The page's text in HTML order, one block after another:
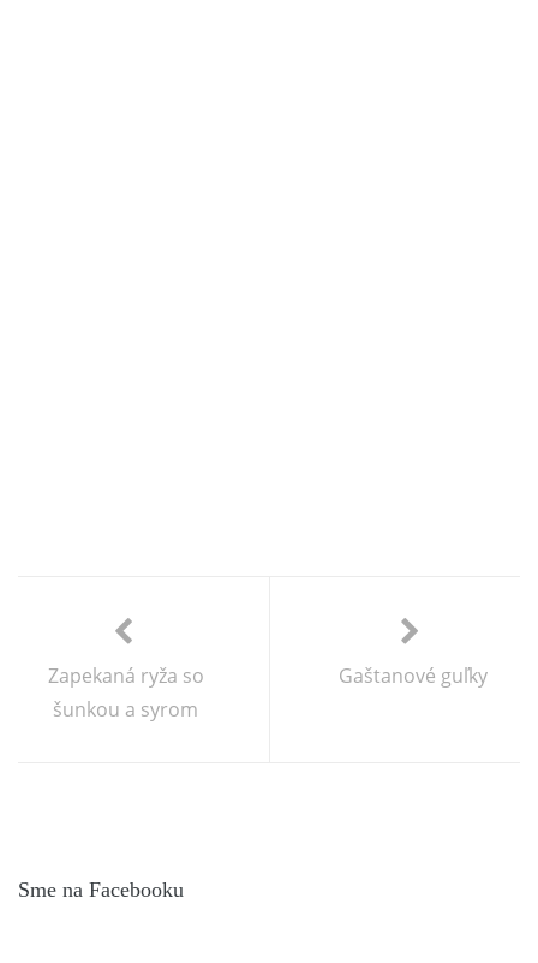
Zapekaná ryža so
šunkou a syrom
Gaštanové guľky
Sme na Facebooku